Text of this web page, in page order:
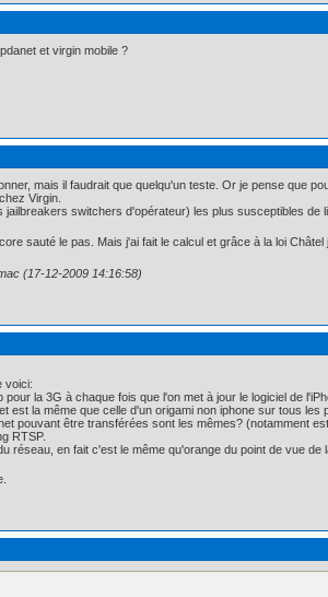
et virgin mobile ?
mais il faudrait que quelqu'un teste. Or je pense que
Virgin.
jailbreakers switchers d'opérateur) les plus susceptibles de
sauté le pas. Mais j'ai fait le calcul et grâce à la loi
(17-12-2009 14:16:58)
voici:
pour la 3G à chaque fois que l'on met à jour le logiciel de
est la même que celle d'un origami non iphone sur tous
pouvant être transférées sont les mêmes? (notamment
RTSP.
réseau, en fait c'est le même qu'orange du point de vue